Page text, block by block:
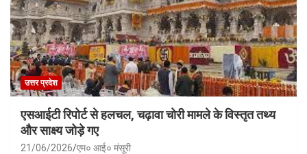
उत्तर प्रदेश
एसआईटी रिपोर्ट से हलचल, चढ़ावा चोरी मामले के विस्तृत तथ्य
और साक्ष्य जोड़े गए
21/06/2026 एम० आई० मंसूरी